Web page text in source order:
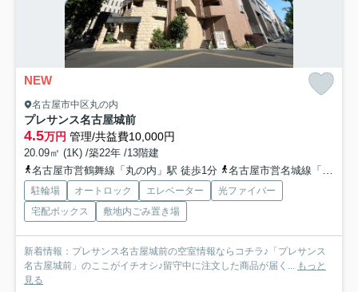
NEW
名古屋市中区丸の内
プレサンス名古屋城前
4.5万円 管理/共益費10,000円
20.09㎡ (1K) /築22年 /13階建
名古屋市営鶴舞線「丸の内」駅 徒歩1分
名古屋市営名城線「名古屋城」駅 徒歩13分
駐輪場 オートロック エレベーター
光ファイバー
宅配ボックス
敷地内ごみ置き場
新着情報：プレサンス名古屋城前の空室情報ならコチラ♪「プレサンス
名古屋城前」のここがイチオシ♪留守中に注文した商品が届く... もっと
見る